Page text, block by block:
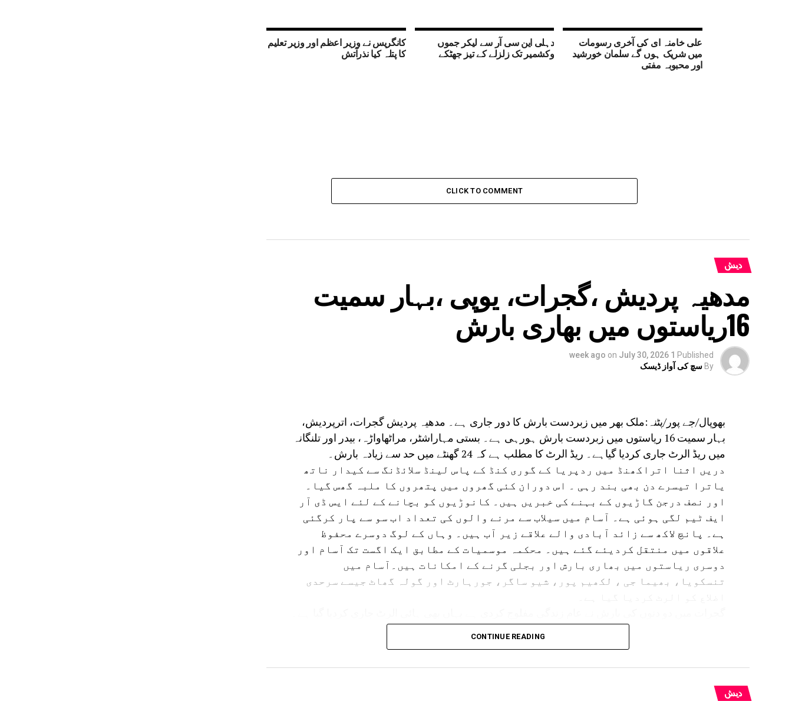
علی خامنہ ای کی آخری رسومات
میں شریک ہوں گے سلمان خورشید
اور محبوبہ مفتی
دہلی این سی آر سے لیکر جموں
وکشمیر تک زلزلے کے تیز جھٹکے
کانگریس نے وزیر اعظم اور وزیر تعلیم
کا پتلہ کیا نذرآتش
CLICK TO COMMENT
دیش
مدھیہ پردیش ،گجرات، یوپی ،بہار سمیت
16ریاستوں میں بھاری بارش
Published
1 week ago
on July 30, 2026
By سچ کی آواز ڈیسک
بھوپال/جے پور/پٹنہ:ملک بھر میں زبردست بارش کا دور جاری ہے۔ مدھیہ پردیش گجرات، اترپردیش،
بہار سمیت 16 ریاستوں میں زبردست بارش ہورہی ہے۔ بستی مہاراشٹر، مراٹھاواڑہ، بیدر اور تلنگانہ
میں ریڈ الرٹ جاری کردیا گیاہے۔ ریڈ الرٹ کا مطلب ہے کہ 24 گھنٹے میں حد سے زیادہ بارش۔
دریں اثنا اتراکھنڈ میں ردپریا کے گوری کنڈ کے پاس لینڈ سلائڈنگ سے کیدار ناتھ
یاترا تیسرے دن بھی بند رہی ۔ اس دوران کئی گھروں میں پتھروں کا ملبہ گھس گیا۔
اور نصف درجن گاڑیوں کے بہنے کی خبریں ہیں۔ کانوڑیوں کو بچانے کے لئے ایس ڈی آر
ایف ٹیم لگی ہوئی ہے۔ آسام میں سیلاب سے مرنے والوں کی تعداد اب سو سے پار کرگئی
ہے۔ پانچ لاکھ سے زائد آبادی والے علاقے زیر آب ہیں۔ وہاں کے لوگ دوسرے محفوظ
علاقوں میں منتقل کردیئے گئے ہیں۔ محکمہ موسمیات کے مطابق ایک اگست تک آسام اور
دوسری ریاستوں میں بھاری بارش اور بجلی گرنے کے امکانات ہیں۔آسام میں
تنسکویا، بھیما جی ، لکھیم پور، شیو ساگر، جورہارٹ اور گولہ گھاٹ جیسے سرحدی
مدھیہ پردیش میں بھی بارش کا الرٹ جاری کیا گیا ہے۔ وہاں کے 17 اضلع متاثر ہیں۔ یوپی ،
بہار کے کئی اضلاع میں بھی انتظامیہ الرٹ ہے۔
CONTINUE READING
دیش